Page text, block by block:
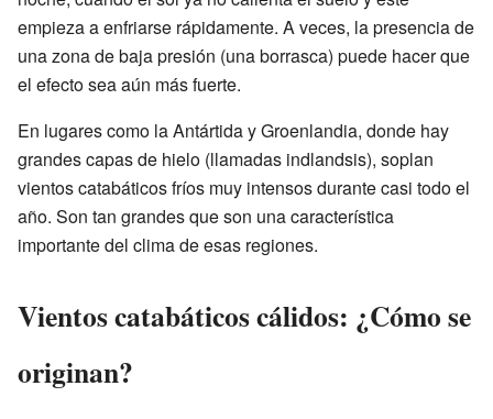
empieza a enfriarse rápidamente. A veces, la presencia de
una zona de baja presión (una borrasca) puede hacer que
el efecto sea aún más fuerte.
En lugares como la Antártida y Groenlandia, donde hay
grandes capas de hielo (llamadas indlandsis), soplan
vientos catabáticos fríos muy intensos durante casi todo el
año. Son tan grandes que son una característica
importante del clima de esas regiones.
Vientos catabáticos cálidos: ¿Cómo se
originan?